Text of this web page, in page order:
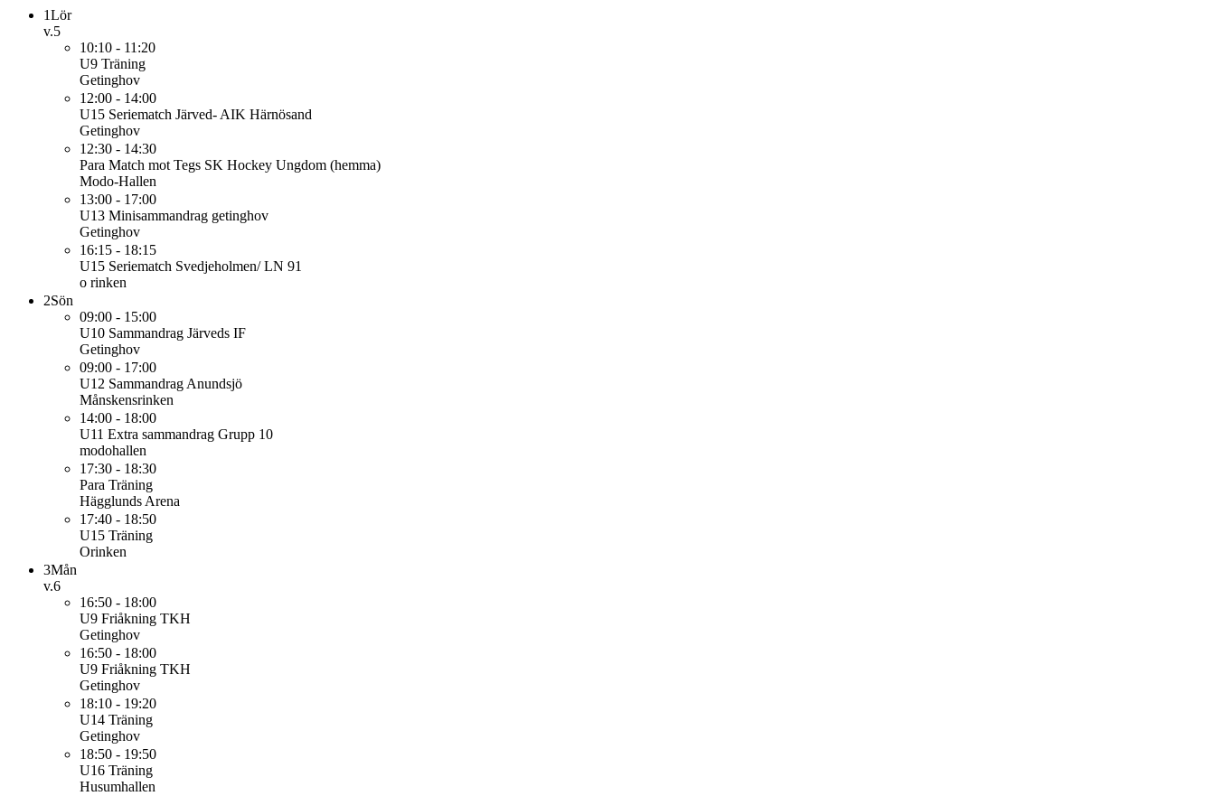
1Lör
v.5
10:10 - 11:20
U9 Träning
Getinghov
12:00 - 14:00
U15 Seriematch Järved- AIK Härnösand
Getinghov
12:30 - 14:30
Para Match mot Tegs SK Hockey Ungdom (hemma)
Modo-Hallen
13:00 - 17:00
U13 Minisammandrag getinghov
Getinghov
16:15 - 18:15
U15 Seriematch Svedjeholmen/ LN 91
o rinken
2Sön
09:00 - 15:00
U10 Sammandrag Järveds IF
Getinghov
09:00 - 17:00
U12 Sammandrag Anundsjö
Månskensrinken
14:00 - 18:00
U11 Extra sammandrag Grupp 10
modohallen
17:30 - 18:30
Para Träning
Hägglunds Arena
17:40 - 18:50
U15 Träning
Orinken
3Mån
v.6
16:50 - 18:00
U9 Friåkning TKH
Getinghov
16:50 - 18:00
U9 Friåkning TKH
Getinghov
18:10 - 19:20
U14 Träning
Getinghov
18:50 - 19:50
U16 Träning
Husumhallen